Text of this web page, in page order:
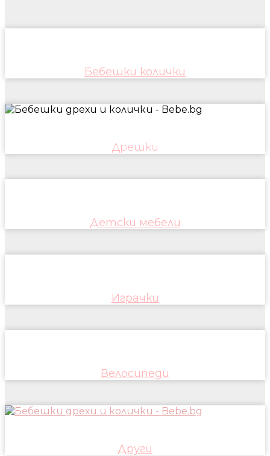
Бебешки колички
Дрешки
Детски мебели
Играчки
Велосипеди
Други